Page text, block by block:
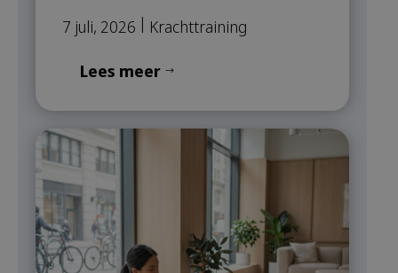
7 juli, 2026 | Krachttraining
Lees meer $